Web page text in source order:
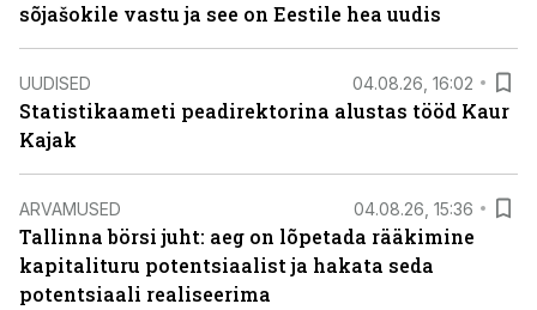
sõjašokile vastu ja see on Eestile hea uudis
UUDISED 04.08.26, 16:02
Statistikaameti peadirektorina alustas tööd Kaur
Kajak
ARVAMUSED 04.08.26, 15:36
Tallinna börsi juht: aeg on lõpetada rääkimine
kapitalituru potentsiaalist ja hakata seda
potentsiaali realiseerima